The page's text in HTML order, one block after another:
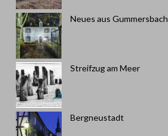
Neues aus Gummersbach
Streifzug am Meer
Bergneustadt